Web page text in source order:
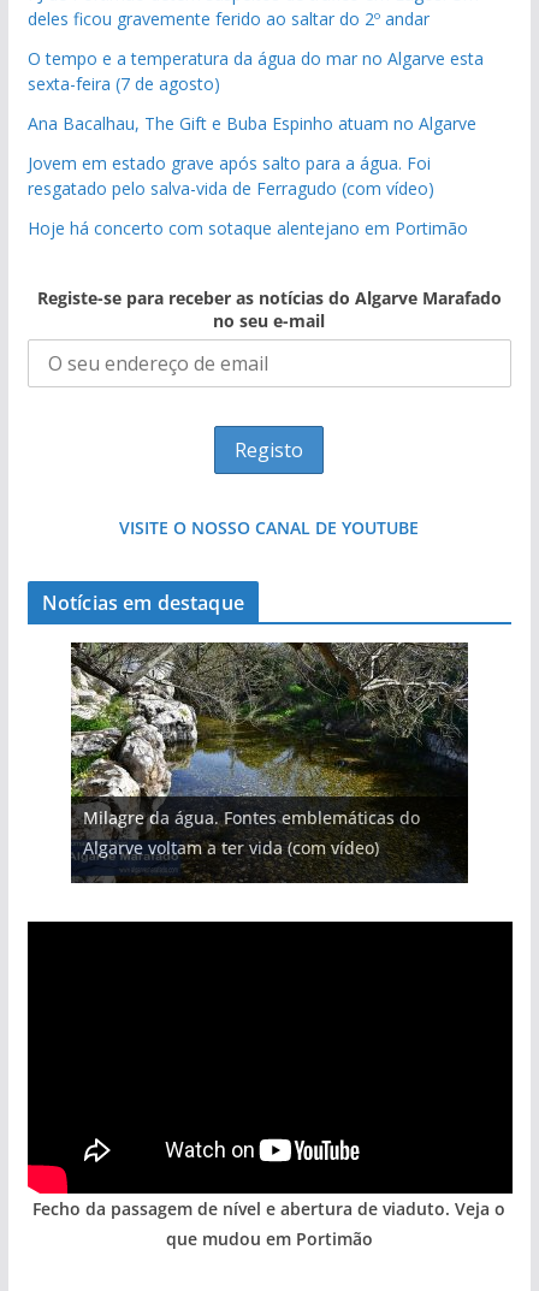
deles ficou gravemente ferido ao saltar do 2º andar
O tempo e a temperatura da água do mar no Algarve esta
sexta-feira (7 de agosto)
Ana Bacalhau, The Gift e Buba Espinho atuam no Algarve
Jovem em estado grave após salto para a água. Foi
resgatado pelo salva-vida de Ferragudo (com vídeo)
Hoje há concerto com sotaque alentejano em Portimão
Registe-se para receber as notícias do Algarve Marafado
no seu e-mail
VISITE O NOSSO CANAL DE YOUTUBE
Notícias em destaque
Milagre da água. Fontes emblemáticas do
Algarve voltam a ter vida (com vídeo)
Fecho da passagem de nível e abertura de viaduto. Veja o
que mudou em Portimão